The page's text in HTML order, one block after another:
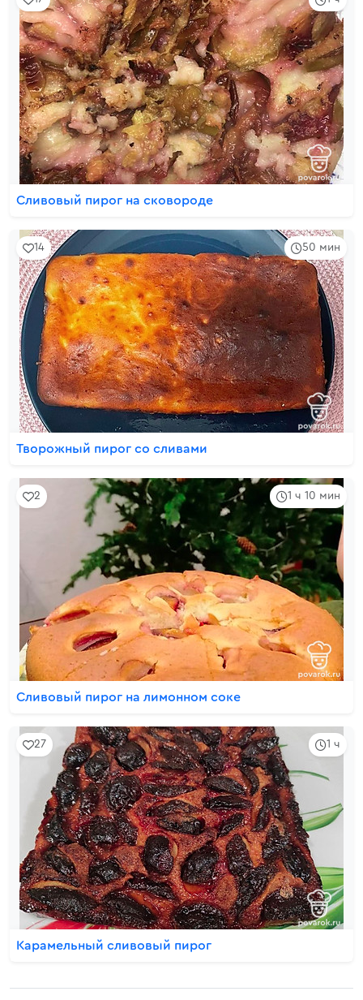
Сливовый пирог на сковороде
50 мин
14
Творожный пирог со сливами
1 ч 10 мин
2
Сливовый пирог на лимонном соке
1 ч
27
Карамельный сливовый пирог